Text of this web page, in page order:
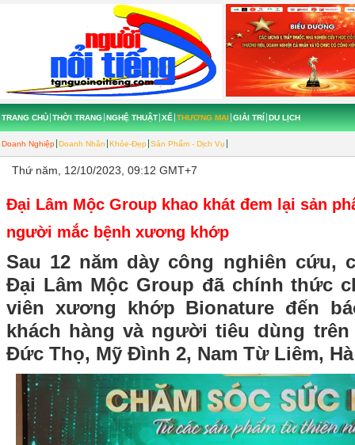
TRANG CHỦ THỜI TRANG NGHỆ THUẬT XẾ THƯƠNG MẠI
Doanh Nghiệp Doanh Nhân Khỏe-Đẹp Sản Phẩm - Dịch Vụ
GIẢI TRÍ DU LỊCH
Thứ năm, 12/10/2023, 09:12 GMT+7
Đại Lâm Mộc Group khao khát đem lại sản
người mắc bệnh xương khớp
Sau 12 năm dày công nghiên cứu,
Đại Lâm Mộc Group đã chính thức
viên xương khớp Bionature đến
khách hàng và người tiêu dùng
Đức Thọ, Mỹ Đình 2, Nam Từ Liêm,